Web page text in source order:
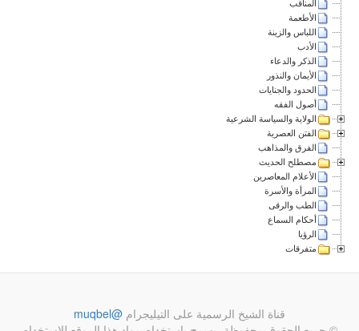
المناقب
الأطعمة
اللباس والزينة
الأدب
الذكر والدعاء
الأيمان والنذور
الحدود والجنايات
أصول الفقه
الولاية والسياسة الشرعية
الفتن العصرية
الفرق والمذاهب
مصطلح الحديث
الأعلام المعاصرين
المرأة والأسرة
الطب والرقى
أحكام السماع
الرؤيا
متفرقات
قناة الشيخ الرسمية على التيليجرام @muqbel